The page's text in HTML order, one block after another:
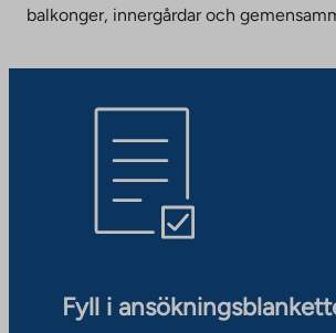
balkonger, innergårdar och
Fyll i